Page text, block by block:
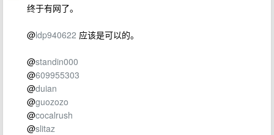
终于有网了。
@ldp940622 应该是可以的。
@standin000
@609955303
@duian
@guozozo
@cocalrush
@slitaz